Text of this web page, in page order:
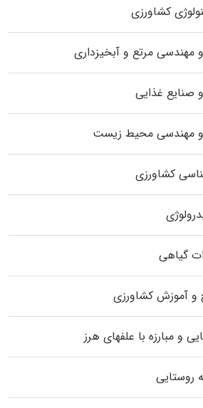
کشاورزی
مهندسی مرتع و آبخیزداری
صنایع غذایی
و مهندسی محیط زیست
کشاورزی
گیاهی
و آموزش کشاورزی
و مبارزه با علفهای هرز
روستایی